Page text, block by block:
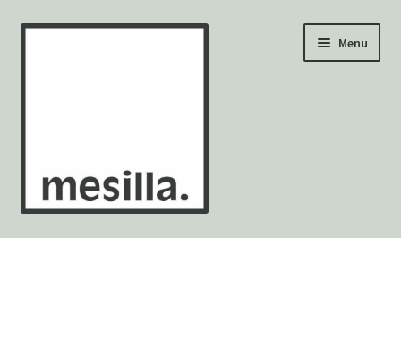
Ga
Ga
Menu
Wandtegels